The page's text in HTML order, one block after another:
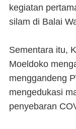
kegiatan
silam di Balai
Sementara itu,
Moeldoko
menggandeng
mengedukasi
penyebaran